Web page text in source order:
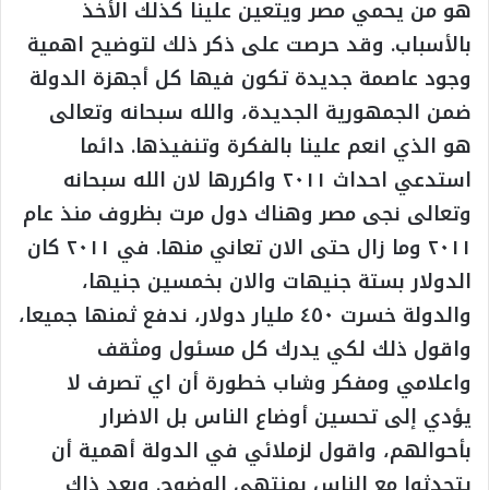
هو من يحمي مصر ويتعين علينا كذلك الأخذ
بالأسباب. وقد حرصت على ذكر ذلك لتوضيح اهمية
وجود عاصمة جديدة تكون فيها كل أجهزة الدولة
ضمن الجمهورية الجديدة، والله سبحانه وتعالى
هو الذي انعم علينا بالفكرة وتنفيذها. دائما
استدعي احداث ٢٠١١ واكررها لان الله سبحانه
وتعالى نجى مصر وهناك دول مرت بظروف منذ عام
٢٠١١ وما زال حتى الان تعاني منها. في ٢٠١١ كان
الدولار بستة جنيهات والان بخمسين جنيها،
والدولة خسرت ٤٥٠ مليار دولار، ندفع ثمنها جميعا،
واقول ذلك لكي يدرك كل مسئول ومثقف
واعلامي ومفكر وشاب خطورة أن اي تصرف لا
يؤدي إلى تحسين أوضاع الناس بل الاضرار
بأحوالهم، واقول لزملائي في الدولة أهمية أن